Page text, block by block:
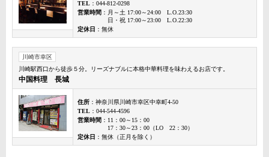
TEL ：044-812-0298
営業時間 ：月～土 17:00～24:00 L.O.23:30
日・祝 17:00～23:00 L.O.22:30
定休日 ：無休
川崎市幸区
川崎駅西口から徒歩５分。リーズナブルに本格中華料理を味わえるお店です。
中国料理 長城
住所 ：神奈川県川崎市幸区中幸町4-50
TEL ：044-544-4596
営業時間 ：11：00～15：00
17：30～23：00（LO 22：30）
定休日 ：無休（正月を除く）